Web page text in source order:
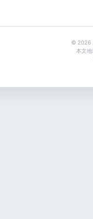
© 2026
本文地